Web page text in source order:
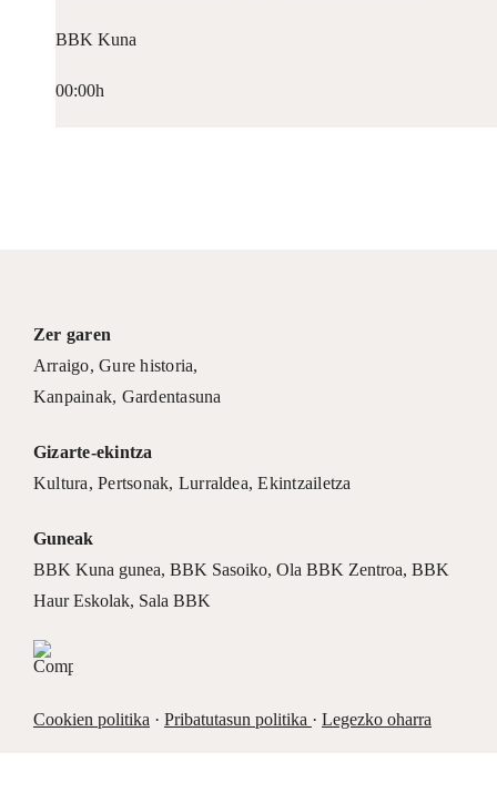
BBK Kuna
00:00h
Zer garen
Arraigo,Gure historia,
Kanpainak, Gardentasuna
Gizarte-ekintza
Kultura,Pertsonak, Lurraldea,Ekintzailetza
Guneak
BBK Kuna gunea, BBK Sasoiko, Ola BBK Zentroa, BBK
Haur Eskolak, Sala BBK
Cookien politika · Pribatutasun politika · Legezko oharra